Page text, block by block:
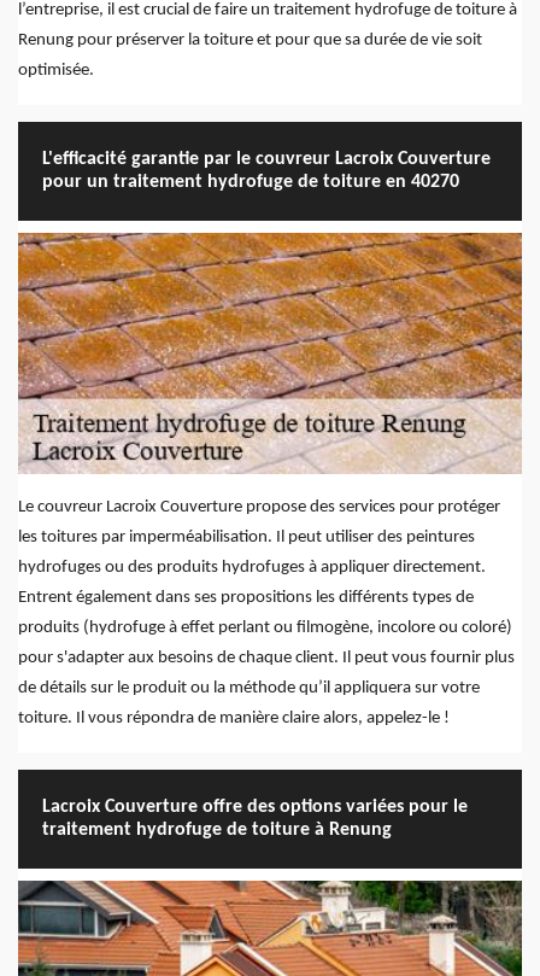
l’entreprise, il est crucial de faire un traitement hydrofuge de toiture à
Renung pour préserver la toiture et pour que sa durée de vie soit
optimisée.
L'efficacité garantie par le couvreur Lacroix Couverture
pour un traitement hydrofuge de toiture en 40270
Le couvreur Lacroix Couverture propose des services pour protéger
les toitures par imperméabilisation. Il peut utiliser des peintures
hydrofuges ou des produits hydrofuges à appliquer directement.
Entrent également dans ses propositions les différents types de
produits (hydrofuge à effet perlant ou filmogène, incolore ou coloré)
pour s'adapter aux besoins de chaque client. Il peut vous fournir plus
de détails sur le produit ou la méthode qu’il appliquera sur votre
toiture. Il vous répondra de manière claire alors, appelez-le !
Lacroix Couverture offre des options variées pour le
traitement hydrofuge de toiture à Renung